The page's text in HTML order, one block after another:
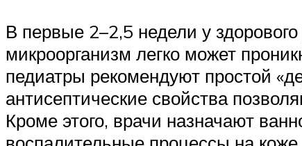
В первые 2–2,5 недели у
микроорганизм легко может
педиатры рекомендуют простой
антисептические свойства
Кроме этого, врачи назначают